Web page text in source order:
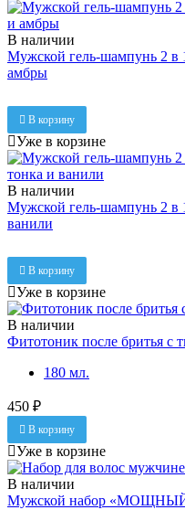
В наличии
Мужской гель-шампунь 2 в
амбры
В корзину
Уже в корзине
В наличии
Мужской гель-шампунь 2 в
ванили
В корзину
Уже в корзине
В наличии
Фитотоник после бритья с
180 мл.
450 ₽
В корзину
Уже в корзине
В наличии
Мужской набор